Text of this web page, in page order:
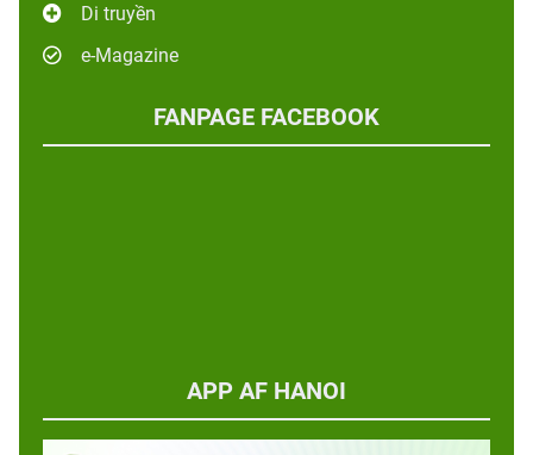
Di truyền
e-Magazine
FANPAGE FACEBOOK
APP AF HANOI